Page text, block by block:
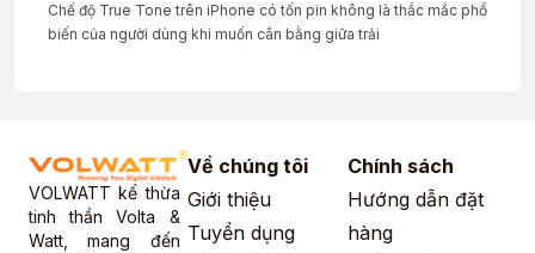
Chế độ True Tone trên iPhone có tốn pin không là thắc mắc phổ
biến của người dùng khi muốn cân bằng giữa trải
VOLWATT kế thừa
tinh thần Volta &
Watt, mang đến
Về chúng tôi
Giới thiệu
Tuyển dụng
Chính sách
Hướng dẫn đặt
hàng